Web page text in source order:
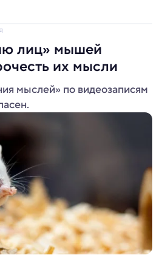
лиц» мышей
их мысли
мыслей» по видеозаписям